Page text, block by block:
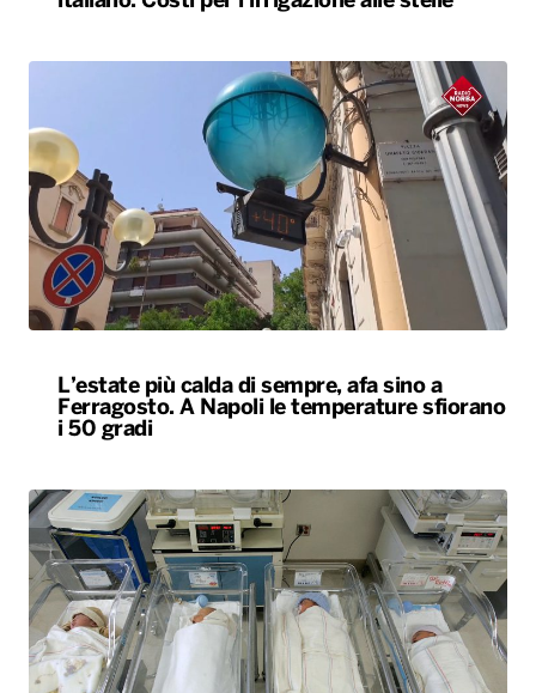
L’estate più calda di sempre, afa sino a
Ferragosto. A Napoli le temperature sfiorano
i 50 gradi